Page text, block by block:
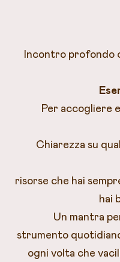
Incontro profondo
Per accogliere
Chiarezza su
risorse che hai
hai
Un mantra
strumento
ogni volta che